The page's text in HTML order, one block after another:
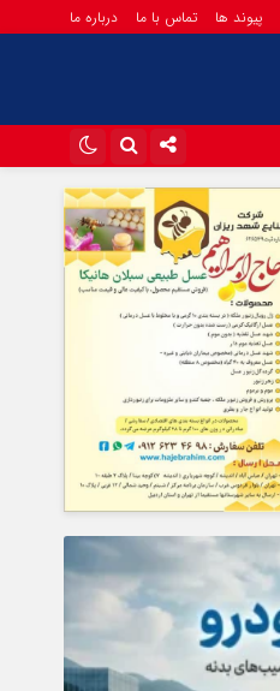
پیوند ها تماس با ما درباره ما